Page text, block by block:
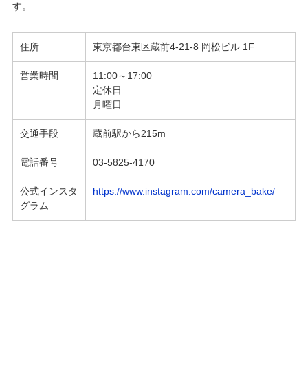
す。
住所 東京都台東区蔵前4-21-8 岡松ビル 1F
営業時間
11:00～17:00
定休日
月曜日
交通手段 蔵前駅から215m
電話番号 03-5825-4170
公式インスタ
グラム
https://www.instagram.com/camera_bake/